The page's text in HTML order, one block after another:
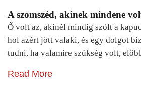
A szomszéd, akinek mindene
Ő volt az, akinél mindig szólt a
hol azért jött valaki, és egy dolgot
tudni, ha valamire szükség volt,
Read More